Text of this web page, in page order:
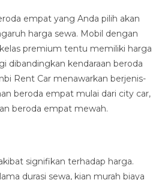
empat yang Anda pilih akan
harga sewa. Mobil dengan
premium tentu memiliki harga
dibandingkan kendaraan beroda
Rent Car menawarkan berjenis-
beroda empat mulai dari city car,
beroda empat mewah.
signifikan terhadap harga.
durasi sewa, kian murah biaya